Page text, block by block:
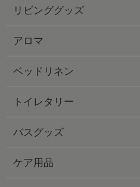
リビンググッズ
アロマ
ベッドリネン
トイレタリー
バスグッズ
ケア用品